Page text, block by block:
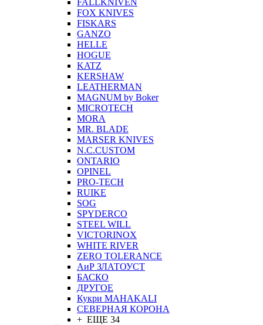
FALLKNIVEN
FOX KNIVES
FISKARS
GANZO
HELLE
HOGUE
KATZ
KERSHAW
LEATHERMAN
MAGNUM by Boker
MICROTECH
MORA
MR. BLADE
MARSER KNIVES
N.C.CUSTOM
ONTARIO
OPINEL
PRO-TECH
RUIKE
SOG
SPYDERCO
STEEL WILL
VICTORINOX
WHITE RIVER
ZERO TOLERANCE
АиР ЗЛАТОУСТ
БАСКО
ДРУГОЕ
Кукри MAHAKALI
СЕВЕРНАЯ КОРОНА
+ ЕЩЕ 34